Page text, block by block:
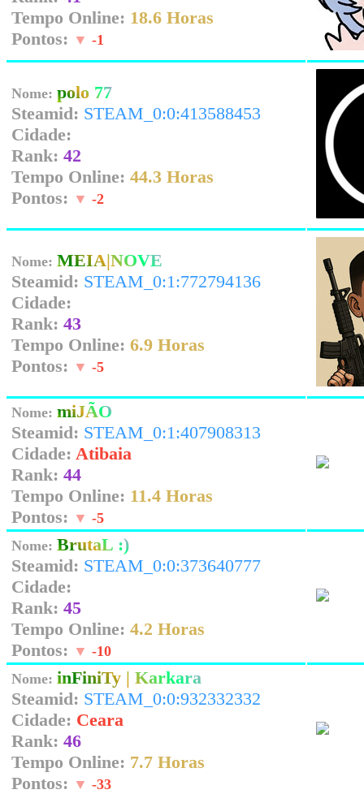
Tempo Online: 18.6 Horas
Pontos: ▼ -1
Nome: polo 77
Steamid: STEAM_0:0:413588453
Cidade:
Rank: 42
Tempo Online: 44.3 Horas
Pontos: ▼ -2
Nome: MEIA|NOVE
Steamid: STEAM_0:1:772794136
Cidade:
Rank: 43
Tempo Online: 6.9 Horas
Pontos: ▼ -5
Nome: miJÃO
Steamid: STEAM_0:1:407908313
Cidade: Atibaia
Rank: 44
Tempo Online: 11.4 Horas
Pontos: ▼ -5
Nome: BrutaL :)
Steamid: STEAM_0:0:373640777
Cidade:
Rank: 45
Tempo Online: 4.2 Horas
Pontos: ▼ -10
Nome: inFiniTy | Karkara
Steamid: STEAM_0:0:932332332
Cidade: Ceara
Rank: 46
Tempo Online: 7.7 Horas
Pontos: ▼ -33